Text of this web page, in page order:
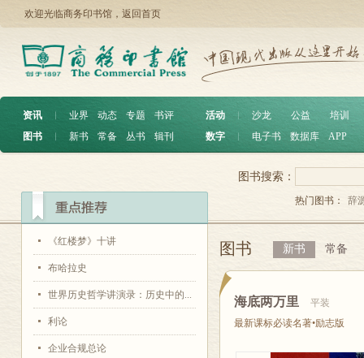
欢迎光临商务印书馆， 返回首页
资讯 ︱ 业界 动态 专题
书评
图书
︱ 新书 常备 丛书 辑刊
活动 沙龙 公益
培训
数字
电子书 数据库 APP
《红楼梦》十讲
布哈拉史
世界历史哲学讲演录：历史中的...
利论
企业合规总论
图书搜索：
热门图书： 辞
图书 新书 常备
海底两万里
平装
最新课标必读名著•励志版